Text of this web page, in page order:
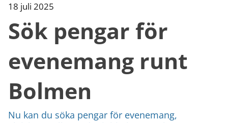
18 juli 2025
Sök pengar för
evenemang runt
Bolmen
Nu kan du söka pengar för evenemang,